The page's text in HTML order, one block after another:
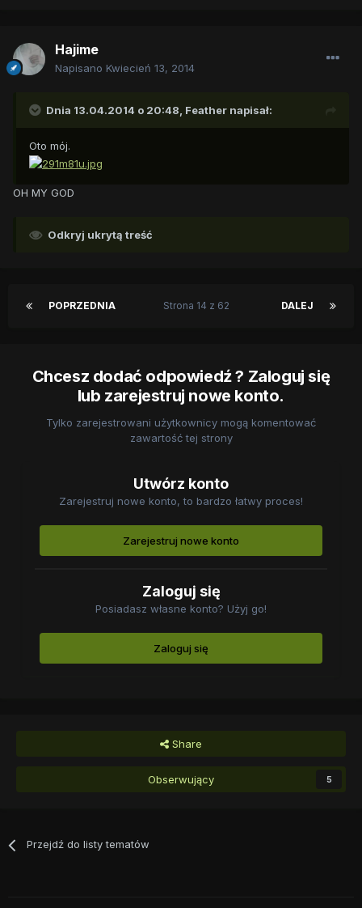
Hajime
Napisano Kwiecień 13, 2014
Dnia 13.04.2014 o 20:48, Feather napisał:
Oto mój.
OH MY GOD
Odkryj ukrytą treść
POPRZEDNIA DALEJ
Strona 14 z 62
Chcesz dodać odpowiedź ? Zaloguj się
lub zarejestruj nowe konto.
Tylko zarejestrowani użytkownicy mogą komentować
zawartość tej strony
Utwórz konto
Zarejestruj nowe konto, to bardzo łatwy proces!
Zarejestruj nowe konto
Zaloguj się
Posiadasz własne konto? Użyj go!
Zaloguj się
Share
Obserwujący 5
Przejdź do listy tematów